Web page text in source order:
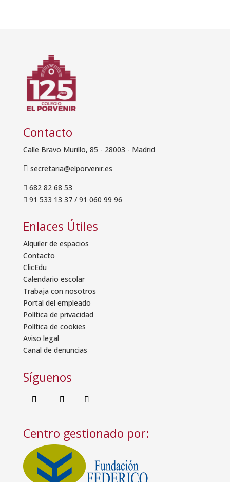
Contacto
Calle Bravo Murillo, 85 - 28003 - Madrid
 secretaria@elporvenir.es
 682 82 68 53
 91 533 13 37/ 91 060 99 96
Enlaces Útiles
Alquiler de espacios
Contacto
ClicEdu
Calendario escolar
Trabaja con nosotros
Portal del empleado
Política de privacidad
Política de cookies
Aviso legal
Canal de denuncias
Síguenos
Centro gestionado por: